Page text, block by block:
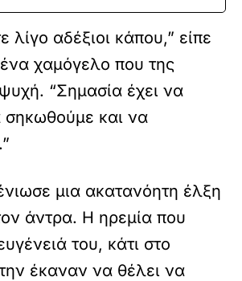
λίγο αδέξιοι κάπου,” είπε
χαμόγελο που της
“Σημασία έχει να
και να
μια ακατανόητη έλξη
άντρα. Η ηρεμία που
του, κάτι στο
έκαναν να θέλει να